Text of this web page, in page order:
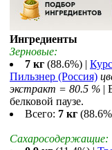
Ингредиенты
Зерновые:
7 кг (88.6%) |
Пильзнер (Россия)
экстракт = 80.5 % |
белковой паузе.
Всего: 7 кг
Сахаросодержащие: